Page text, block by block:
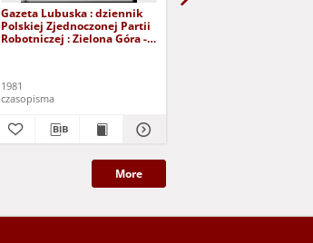
Gazeta Lubuska : dziennik
Polskiej Zjednoczonej Partii
Robotniczej : Zielona Góra -
1981
czasopisma
More